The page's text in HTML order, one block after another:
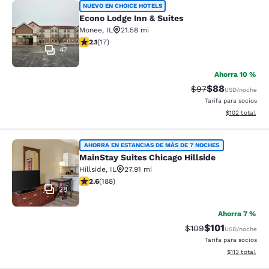
Econo Lodge Inn & Suites
47
NUEVO EN CHOICE HOTELS
Econo Lodge Inn & Suites
Monee, IL
21.58 mi
calificación de 2.12 estrellas. Feria. 17 reseñas
2.1(17)
Ahorra 10 %
Precio tachado:
$97Precio con
$88USD/noche
Tarifa para socios
Ver detalles
$102 total
MainStay Suites Chicago Hillside
28
AHORRA EN ESTANCIAS DE MÁS DE 7 NOCHES
MainStay Suites Chicago Hillside
Hillside, IL
27.91 mi
calificación de 2.63 estrellas. Feria. 188 reseñas
2.6(188)
Ahorra 7 %
Precio tachado:
$109Precio con
$101USD/noche
Tarifa para socios
Ver detalles
$113 total